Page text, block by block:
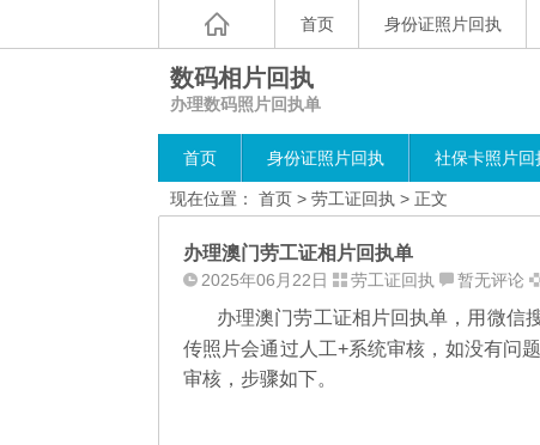
首页 身份证照片回执
数码相片回执
办理数码照片回执单
首页 身份证照片回执 社保卡照片回
现在位置： 首页 > 劳工证回执 > 正文
办理澳门劳工证相片回执单
2025年06月22日 劳工证回执 暂无评论
办理澳门劳工证相片回执单，用微信
传照片会通过人工+系统审核，如没有问
审核，步骤如下。